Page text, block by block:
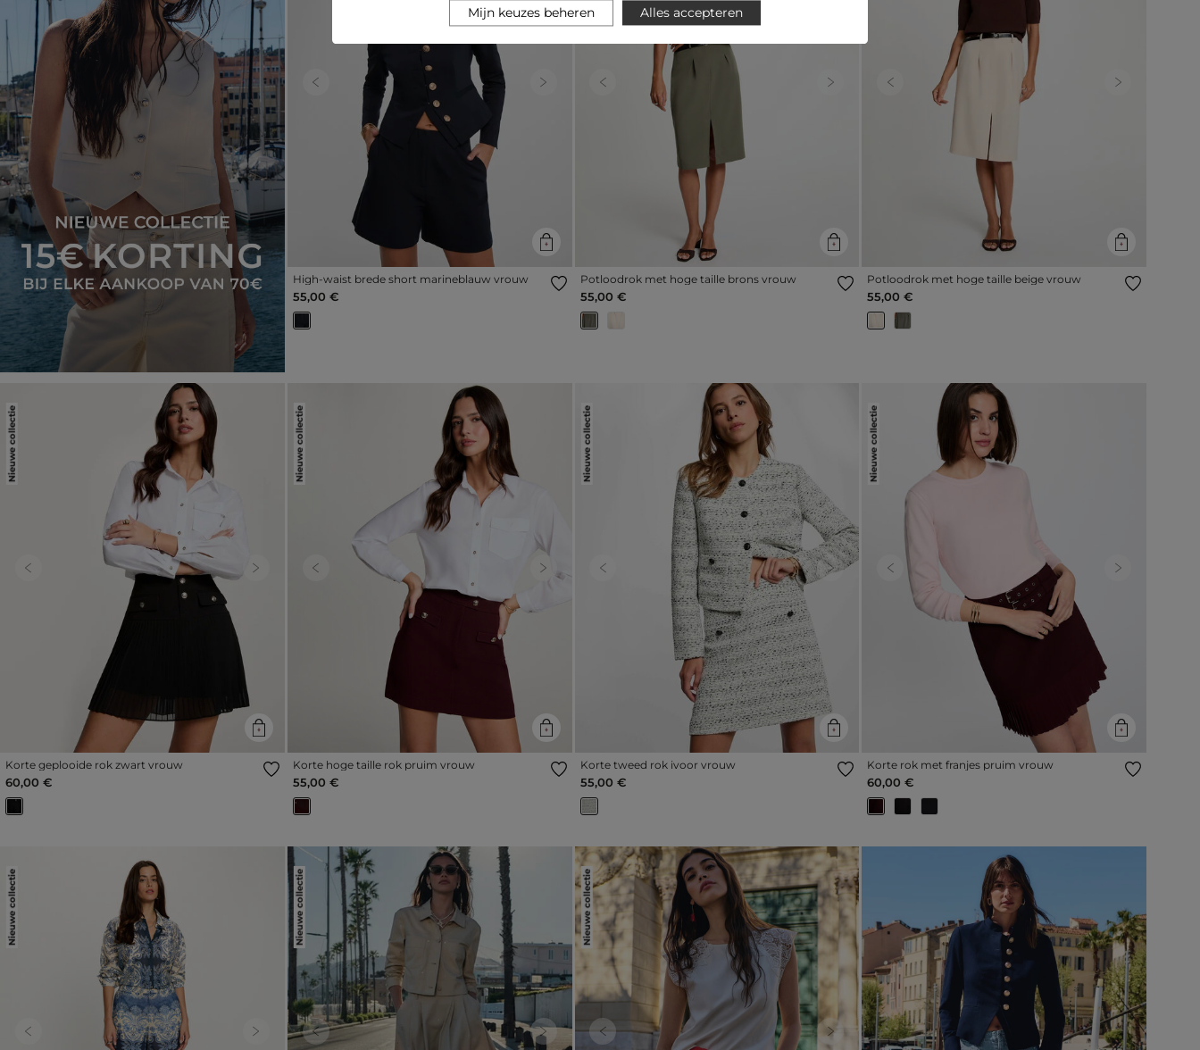
Previous Next
High-waist brede short marineblauw vrouw
55,00 €
Previous Next
Potloodrok met hoge taille brons vrouw
55,00 €
Previous Next
Potloodrok met hoge taille beige vrouw
55,00 €
Nieuwe collectie
Previous Next
Korte geplooide rok zwart vrouw
60,00 €
Nieuwe collectie
Previous Next
Korte hoge taille rok pruim vrouw
55,00 €
Nieuwe collectie
Previous Next
Korte tweed rok ivoor vrouw
55,00 €
Nieuwe collectie
Previous Next
Korte rok met franjes pruim vrouw
60,00 €
Nieuwe collectie
Previous Next
Nieuwe collectie
Previous Next
Nieuwe collectie
Previous Next
Mijn keuzes beheren Alles accepteren